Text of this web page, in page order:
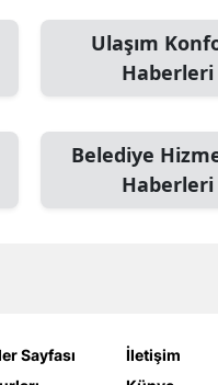
Ulaşım
Haberleri
Belediye
Haberleri
Sayfası
İletişim